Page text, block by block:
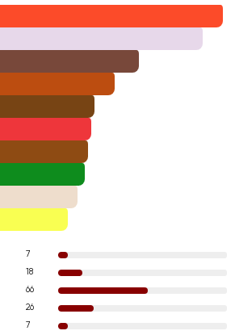
7
18
66
26
7